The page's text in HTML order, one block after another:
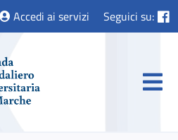
Accedi ai servizi Seguici su: